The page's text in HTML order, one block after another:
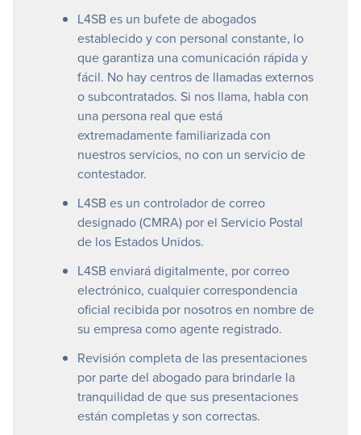
L4SB es un bufete de abogados
establecido y con personal constante, lo
que garantiza una comunicación rápida y
fácil. No hay centros de llamadas externos
o subcontratados. Si nos llama, habla con
una persona real que está
extremadamente familiarizada con
nuestros servicios, no con un servicio de
contestador.
L4SB es un controlador de correo
designado (CMRA) por el Servicio Postal
de los Estados Unidos.
L4SB enviará digitalmente, por correo
electrónico, cualquier correspondencia
oficial recibida por nosotros en nombre de
su empresa como agente registrado.
Revisión completa de las presentaciones
por parte del abogado para brindarle la
tranquilidad de que sus presentaciones
están completas y son correctas.